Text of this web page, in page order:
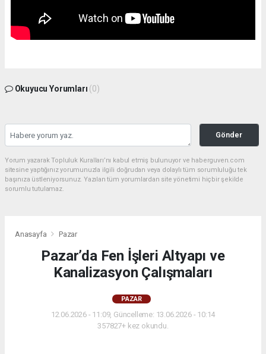
Okuyucu Yorumları (0)
Gönder
Yorum yazarak Topluluk Kuralları’nı kabul etmiş bulunuyor ve haberguven.com
sitesine yaptığınız yorumunuzla ilgili doğrudan veya dolaylı tüm sorumluluğu tek
başınıza üstleniyorsunuz. Yazılan tüm yorumlardan site yönetimi hiçbir şekilde
sorumlu tutulamaz.
Anasayfa Pazar
Pazar’da Fen İşleri Altyapı ve
Kanalizasyon Çalışmaları
PAZAR
12.06.2026 - 11:09, Güncelleme: 13.06.2026 - 10:14
357827+ kez okundu.